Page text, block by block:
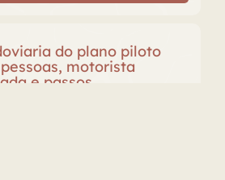
do plano piloto
motorista
e passos